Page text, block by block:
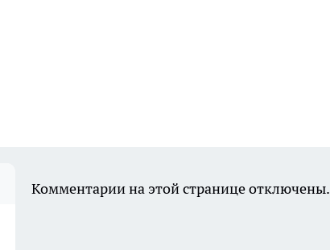
Комментарии на этой странице отключены.